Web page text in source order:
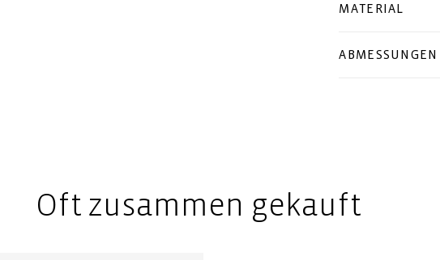
MATERIAL
ABMESSUNGEN
Oft zusammen gekauft